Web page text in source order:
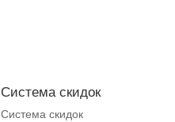
Система скидок
Система скидок